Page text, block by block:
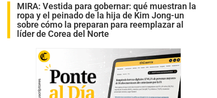
MIRA: Vestida para gobernar: qué muestran la
ropa y el peinado de la hija de Kim Jong-un
sobre cómo la preparan para reemplazar al
líder de Corea del Norte